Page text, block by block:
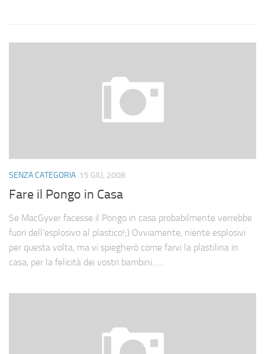
SENZA CATEGORIA 15 GIU, 2008
Fare il Pongo in Casa
Se MacGyver facesse il Pongo in casa probabilmente verrebbe
fuori dell’esplosivo al plastico!;) Ovviamente, niente esplosivi
per questa volta, ma vi spiegherò come farvi la plastilina in
casa, per la felicità dei vostri bambini…...